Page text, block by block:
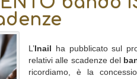
L’ Inail
ha pubblicato sul
relativi alle scadenze del
ricordiamo, è la